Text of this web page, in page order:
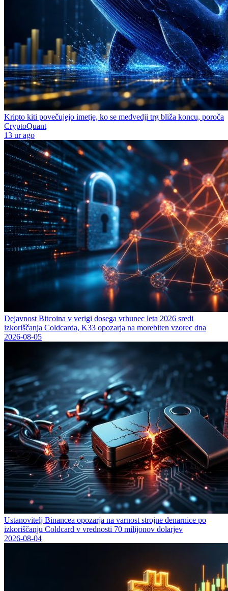
Kripto kiti povečujejo imetje, ko se medvedji trg bliža koncu, poroča
CryptoQuant
13 ur ago
Dejavnost Bitcoina v verigi dosega vrhunec leta 2026 sredi
izkoriščanja Coldcarda, K33 opozarja na morebiten vzorec dna
2026-08-05
Ustanovitelj Binancea opozarja na varnost strojne denarnice po
izkoriščanju Coldcard v vrednosti 70 milijonov dolarjev
2026-08-04